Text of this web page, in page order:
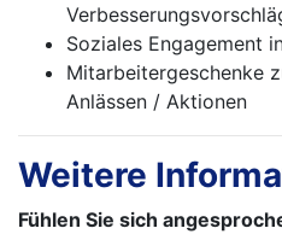
Soziales Engagement
Mitarbeitergeschenke
Anlässen / Aktionen
Weitere
Fühlen Sie sich